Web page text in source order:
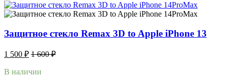
Защитное стекло Remax 3D to Apple iPhone 13
1 500 ₽ 1 600₽
В наличии